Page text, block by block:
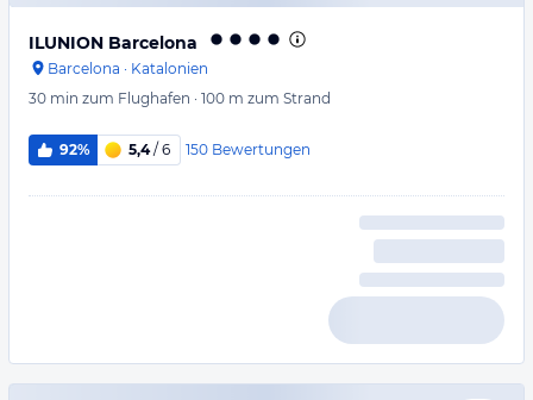
ILUNION Barcelona
Barcelona · Katalonien
30 min zum Flughafen · 100 m zum Strand
92% 5,4/ 6 150 Bewertungen